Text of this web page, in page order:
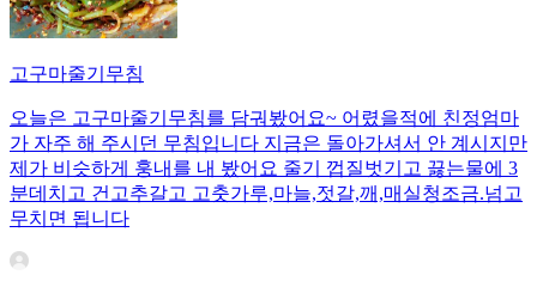
고구마줄기무침
오늘은 고구마줄기무침를 담궈봤어요~ 어렸을적에 친정엄마
가 자주 해 주시던 무침입니다 지금은 돌아가셔서 안 계시지만
제가 비슷하게 훙내를 내 봤어요 줄기 껍질벗기고 끓는물에 3
분데치고 건고추갈고 고춧가루,마늘,젓갈,깨,매실청조금.넘고
무치면 됩니다